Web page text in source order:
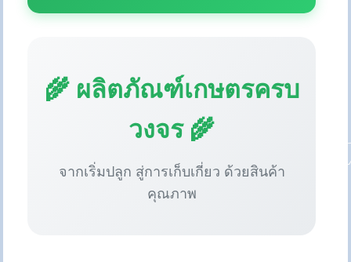
🌾 ผลิตภัณฑ์เกษตรครบ
วงจร 🌾
จากเริ่มปลูก สู่การเก็บเกี่ยว ด้วยสินค้า
คุณภาพ